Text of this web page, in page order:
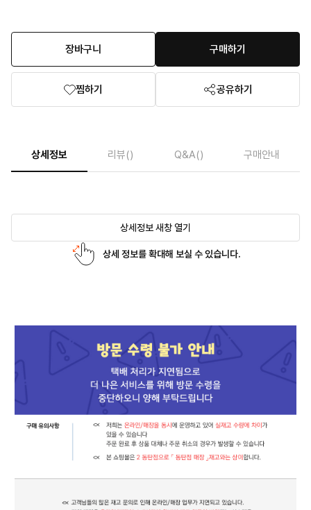
장바구니 구매하기
찜하기 공유하기
상세정보 리뷰() Q&A() 구매안내
상세정보 새창 열기
상세 정보를 확대해 보실 수 있습니다.